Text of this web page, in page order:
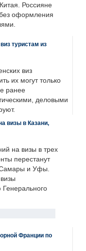
Россияне
оформления
туристам из
виз
их могут только
ранее
деловыми
визы в Казани,
на визы в трех
перестанут
Самары и Уфы.
Франции по